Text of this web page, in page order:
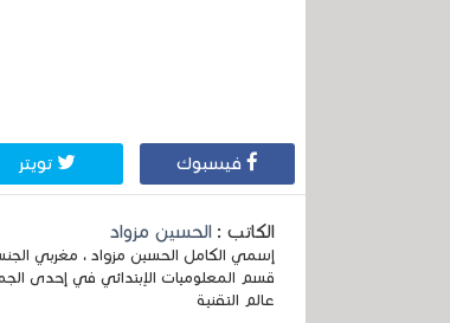
فيسبوك تويتر
الكاتب : الحسين مزواد
قسم المعلوميات الإبتدائي في إحدى
عالم التقنية